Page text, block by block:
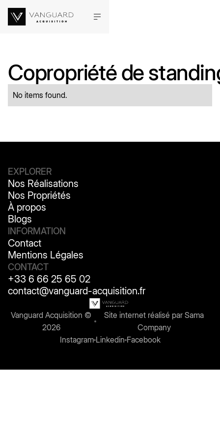
Copropriété de
No items found.
EXPLORER
Nos Réalisations
Nos Réalisations
Nos Propriétés
Nos Propriétés
À propos
À propos
Blogs
Blogs
INFORMATION
Contact
Contact
Mentions Légales
Mentions Légales
CONTACT
+33 6 66 25 65 02
contact@vanguard-acquisition.fr
Vanguard Acquisition ©
2026
Site internet réalisé parSama
Company
Instagram Linkedin Facebook